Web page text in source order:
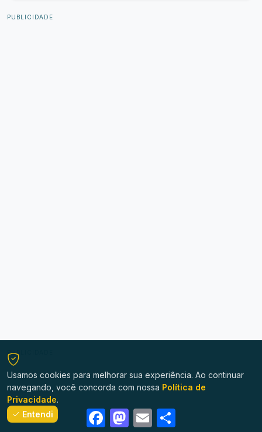
PUBLICIDADE
PUBLICIDADE
Usamos cookies para melhorar sua experiência. Ao continuar
navegando, você concorda com nossa Política de
Privacidade.
Entendi
FacebookMastodon
Email